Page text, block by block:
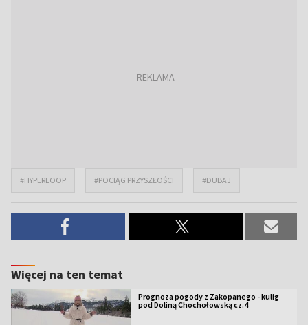
#HYPERLOOP #POCIĄG PRZYSZŁOŚCI #DUBAJ
Więcej na ten temat
Prognoza pogody z Zakopanego - kulig
pod Doliną Chochołowską cz.4